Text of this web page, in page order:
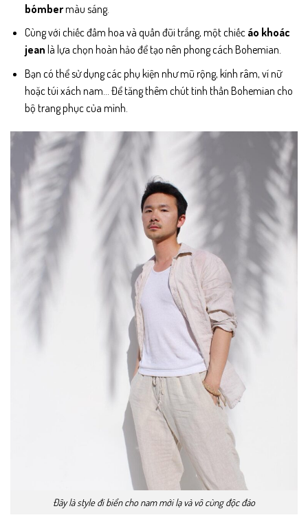
bómbermàu sáng.
Cùng với chiếc đầm hoa và quần đũi trắng, một chiếc áo khoác
jean là lựa chọn hoàn hảo để tạo nên phong cách Bohemian.
Bạn có thể sử dụng các phụ kiện như mũ rộng, kính râm, ví nữ
hoặc túi xách nam… Để tăng thêm chút tinh thần Bohemian cho
bộ trang phục của mình.
Đây là style đi biển cho nam mới lạ và vô cùng độc đáo